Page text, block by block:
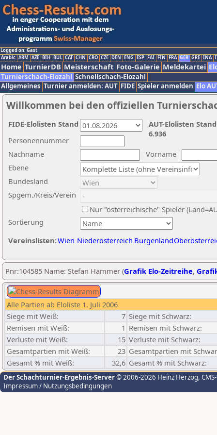
Logged on: Gast
Arabic ARM AZE BIH BUL CAT CHN CRO CZE DEN ENG ESP FAI FIN FRA GER GRE INA
Home TurnierDB Meisterschaft Foto-Galerie Meldekartei
Turnierschach-Elozahl Schnellschach-Elozahl
Allgemeines Turnier anmelden: AUT FIDE Spieler anmelden Elo
Willkommen bei den offiziellen
Nachname
Vorname
Ebene
Sortierung
Personennummer
Bundesland
Spgem./Kreis/Verein
Nur "österreichische" Spieler
Vereinslisten:Wien Niederösterreich Burgenland
AUT-Elolisten
6.936
FIDE-Elolisten Stand
Pnr:104585 Name: Stefan Hammer (Grafik Elo-Zeitreihe,
Alle Partien ab Eloliste 1. Juli 2006
Siege mit Weiß:
7 Siege mit Schwarz:
Remisen mit Weiß:
1 Remisen mit Schwarz:
Verluste mit Weiß:
15 Verluste mit Schwarz:
Gesamtpartien mit Weiß:
23 Gesamtpartien mit
Gesamt % mit Weiß:
32,6 Gesamt % mit Schwarz:
Der Schachturnier-Ergebnis-Server© 2006-2026 Heinz Herzog,
Impressum / Nutzungsbedingungen